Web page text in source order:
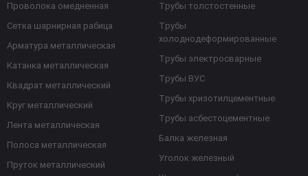
Проволока омедненная
Сетка шарнирная рабица
Арматура металлическая
Катанка металлическая
Квадрат металлический
Круг металлический
Лента металлическая
Полоса металлическая
Пруток металлический
Трубы толстостенные
Трубы
холоднодеформированные
Трубы электросварные
Трубы ВУС
Трубы хризотилцементные
Трубы асбестоцементные
Балка железная
Уголок железный